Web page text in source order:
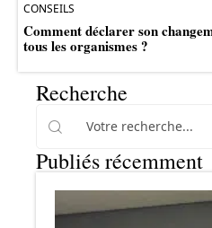
CONSEILS
Comment déclarer son
tous les organismes ?
Recherche
Publiés récemment